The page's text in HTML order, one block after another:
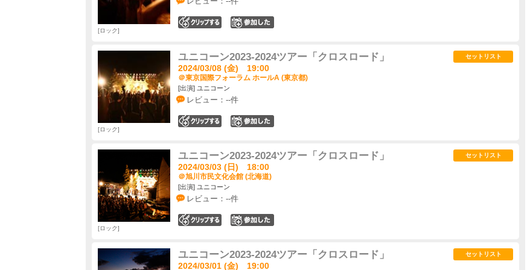
ロック
ユニコーン2023-2024ツアー「クロスロード」
2024/03/08 (金) 19:00
＠東京国際フォーラム ホールA (東京都)
[出演] ユニコーン
レビュー：--件
セットリスト
ロック
ユニコーン2023-2024ツアー「クロスロード」
2024/03/03 (日) 18:00
＠旭川市民文化会館 (北海道)
[出演] ユニコーン
レビュー：--件
セットリスト
ロック
ユニコーン2023-2024ツアー「クロスロード」
2024/03/01 (金) 19:00
セットリスト